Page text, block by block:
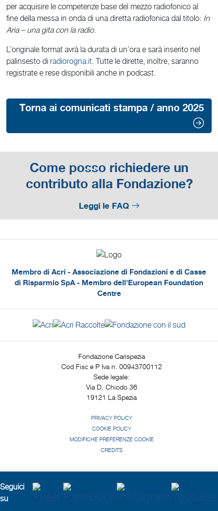
per acquisire le competenze base del mezzo radiofonico al
fine della messa in onda di una diretta radiofonica dal titolo: In
Aria – una gita con la radio.
L’originale format avrà la durata di un’ora e sarà inserito nel
palinsesto di radiorogna.it. Tutte le dirette, inoltre, saranno
registrate e rese disponibili anche in podcast.
Torna ai comunicati stampa / anno 2025
Come posso richiedere un
contributo alla Fondazione?
Leggi le FAQ
Membro di Acri - Associazione di Fondazioni e di Casse
di Risparmio SpA - Membro dell'European Foundation
Centre
Fondazione Carispezia
Cod Fisc e P Iva n. 00943700112
Sede legale:
Via D. Chiodo 36
19121 La Spezia
PRIVACY POLICY
COOKIE POLICY
MODIFICHE PREFERENZE COOKIE
CREDITS
Seguici
su